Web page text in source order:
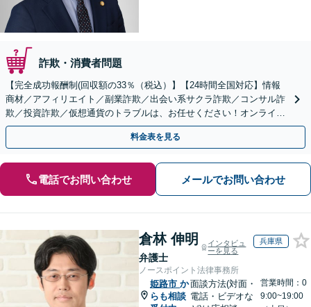
詐欺・消費者問題
【完全成功報酬制(回収額の33％（税込）】【24時間全国対応】情報
商材／アフィリエイト／副業詐欺／出会い系サクラ詐欺／コンサル詐
欺／投資詐欺／仮想通貨のトラブルは、お任せください！オンライン
のみで解決も可能！
料金表を見る
電話でお問い合わせ メールでお問い合わせ
倉林 伸明
弁護士
インタビュ
ーを見る
兵庫県
ノースポイント法律事務所
姫路市 か
らも相談
面談方法(対面・
電話・ビデオな
営業時間：0
9:00~19:00